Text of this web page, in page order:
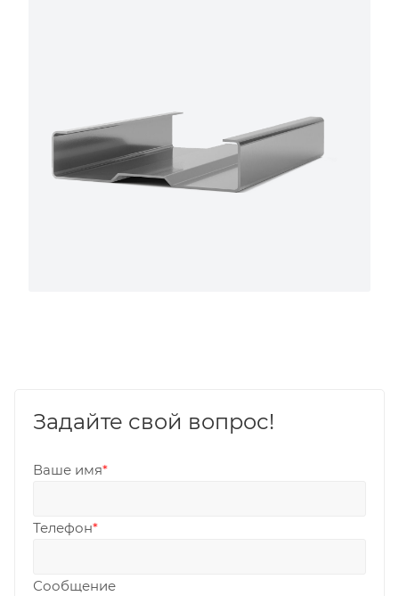
Задайте свой вопрос!
Ваше имя*
Телефон*
Сообщение